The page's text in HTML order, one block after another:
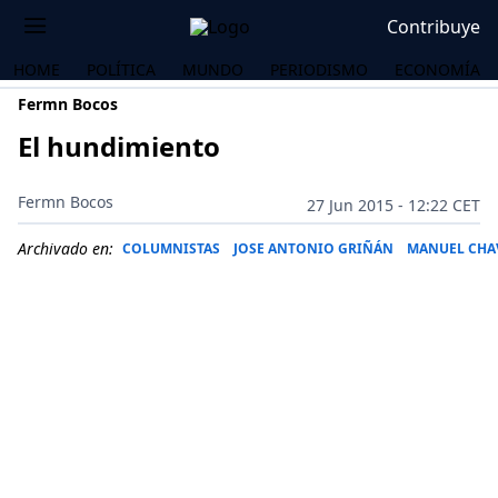
Contribuye
HOME POLÍTICA MUNDO PERIODISMO
ECONOMÍA
Fermn Bocos
El hundimiento
Fermn Bocos 27 Jun 2015 - 12:22 CET
Archivado en: COLUMNISTAS JOSE ANTONIO GRIÑÁN MANUEL